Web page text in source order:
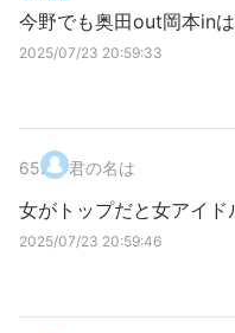
今野でも奥田out岡本in
2025/07/23 20:59:33
65. 君の名は
女がトップだと女アイ
2025/07/23 20:59:46